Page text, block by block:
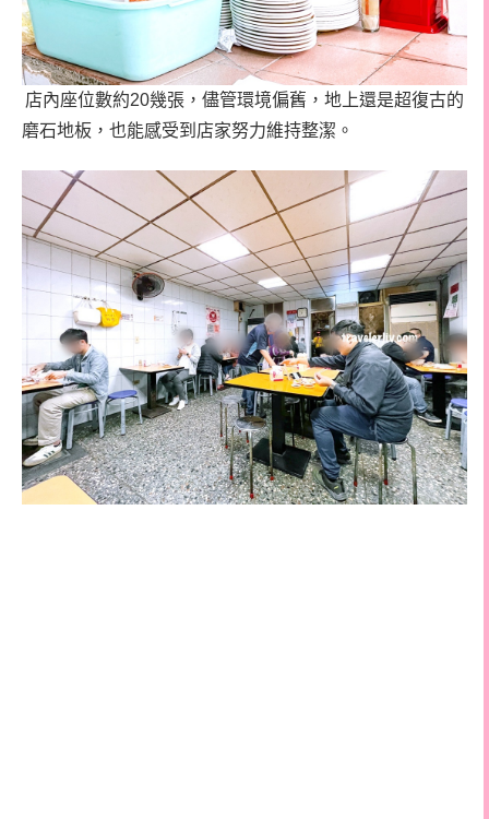
店內座位數約20幾張，儘管環境偏舊，地上還是超復古的
磨石地板，也能感受到店家努力維持整潔。